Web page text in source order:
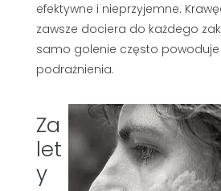
efektywne i nieprzyjemne.
zawsze dociera do każdego
samo golenie często powoduje
podrażnienia.
Za
let
y